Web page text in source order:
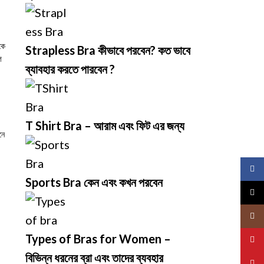
Strapless Bra কীভাবে পরবেন? কত ভাবে
ব্যাবহার করতে পারবেন ?
T Shirt Bra – আরাম এবং ফিট এর জন্য
Sports Bra কেন এবং কখন পরবেন
Types of Bras for Women –
বিভিন্ন ধরনের ব্রা এবং তাদের ব্যবহার